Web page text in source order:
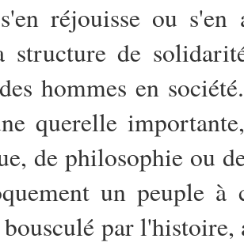
réjouisse ou
de
hommes en
querelle
de philosophie ou
un peuple à
bousculé par